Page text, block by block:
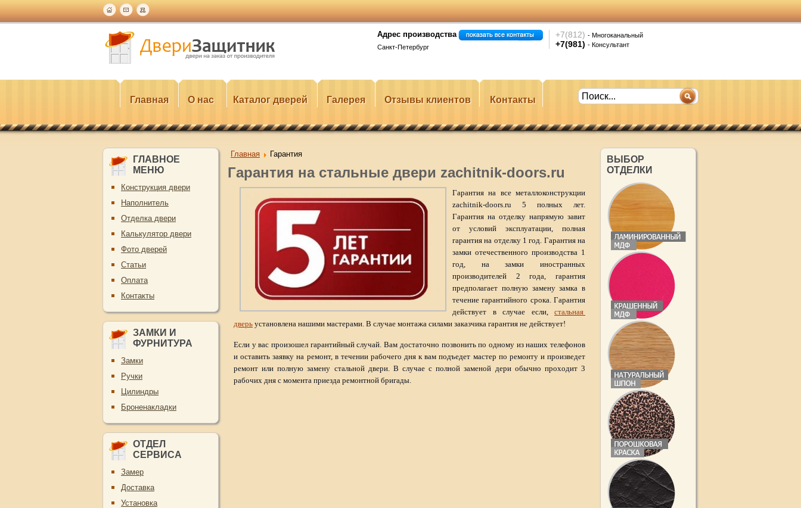
Адрес производства
Санкт-Петербург
+7(812) - Многоканальный
+7(981) - Консультант
Главная О нас Каталог дверей Галерея Отзывы клиентов Контакты
ГЛАВНОЕ
МЕНЮ
Конструкция двери
Наполнитель
Отделка двери
Калькулятор двери
Фото дверей
Статьи
Оплата
Контакты
ЗАМКИ И
ФУРНИТУРА
Замки
Ручки
Цилиндры
Броненакладки
ОТДЕЛ
СЕРВИСА
Замер
Доставка
Установка
Главная Гарантия
Гарантия на стальные двери zachitnik-doors.ru
Гарантия на все металлоконструкции
zachitnik-doors.ru 5 полных лет.
Гарантия на отделку напрямую завит
от условий эксплуатации, полная
гарантия на отделку 1 год. Гарантия на
замки отечественного производства 1
год, на замки иностранных
производителей 2 года, гарантия
предполагает полную замену замка в
течение гарантийного срока. Гарантия
действует в случае если, стальная
дверь установлена нашими мастерами. В случае монтажа силами заказчика гарантия не действует!
Если у вас произошел гарантийный случай. Вам достаточно позвонить по одному из наших телефонов
и оставить заявку на ремонт, в течении рабочего дня к вам подъедет мастер по ремонту и произведет
ремонт или полную замену стальной двери. В случае с полной заменой дери обычно проходит 3
рабочих дня с момента приезда ремонтной бригады.
ВЫБОР
ОТДЕЛКИ